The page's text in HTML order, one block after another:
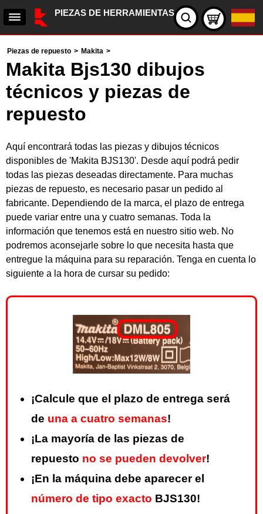
PIEZAS DE HERRAMIENTAS
Piezas de repuesto > Makita >
Makita Bjs130 dibujos
técnicos y piezas de
repuesto
Aquí encontrará todas las piezas y dibujos técnicos
disponibles de 'Makita BJS130'. Desde aquí podrá pedir
todas las piezas deseadas directamente. Para muchas
piezas de repuesto, es necesario pasar un pedido al
fabricante. Dependiendo de la marca, el plazo de entrega
puede variar entre una y cuatro semanas. Toda la
información que tenemos está en nuestro sitio web. No
podremos aconsejarle sobre lo que necesita hasta que
entregue la máquina para su reparación. Tenga en cuenta lo
siguiente a la hora de cursar su pedido:
¡Calcule que el plazo de entrega será
de una a cuatro semanas!
¡La mayoría de las piezas de
repuesto no se pueden devolver!
¡En la máquina debe aparecer el
número de tipo exacto BJS130!